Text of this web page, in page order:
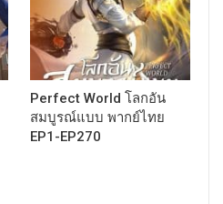
Perfect World โลกอัน
สมบูรณ์แบบ พากย์ไทย
EP1-EP270